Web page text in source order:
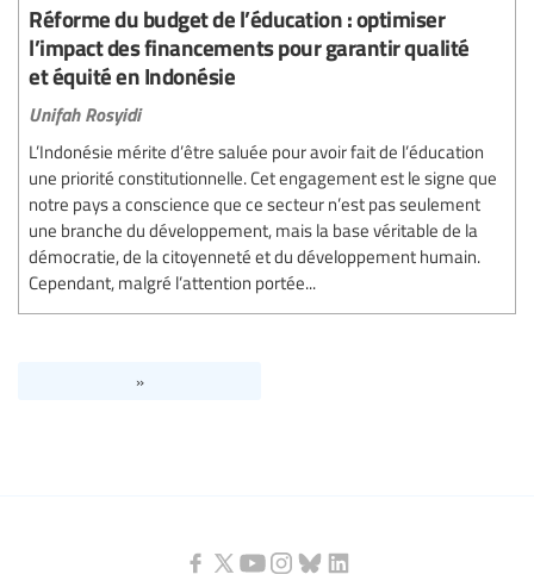
Réforme du budget de l’éducation : optimiser
l’impact des financements pour garantir qualité
et équité en Indonésie
Unifah Rosyidi
L’Indonésie mérite d’être saluée pour avoir fait de l’éducation
une priorité constitutionnelle. Cet engagement est le signe que
notre pays a conscience que ce secteur n’est pas seulement
une branche du développement, mais la base véritable de la
démocratie, de la citoyenneté et du développement humain.
Cependant, malgré l’attention portée...
»